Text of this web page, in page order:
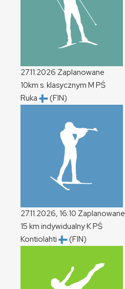
27.11.2026 Zaplanowane
10km s. klasycznym M PŚ
Ruka
(FIN)
27.11.2026, 16:10 Zaplanowane
15 km indywidualnyKPŚ
Kontiolahti
(FIN)